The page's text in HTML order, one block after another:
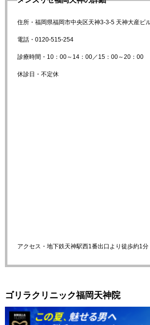
住所・福岡県福岡市中央区天神3-3-5 天神大産ビ
電話・0120-515-254
診療時間・10：00～14：00／15：00～20：00
休診日・不定休
アクセス・地下鉄天神駅西1番出口より徒歩約1分
ゴリラクリニック福岡天神院